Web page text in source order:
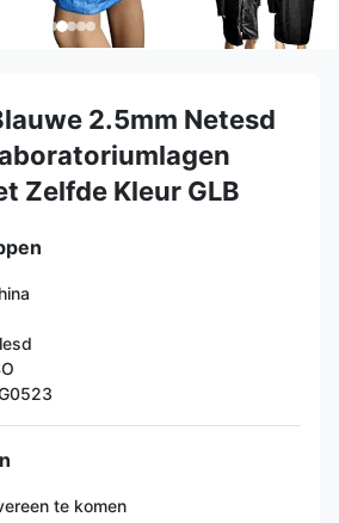
2.5mm Netesd
Zelfde Kleur GLB
te komen